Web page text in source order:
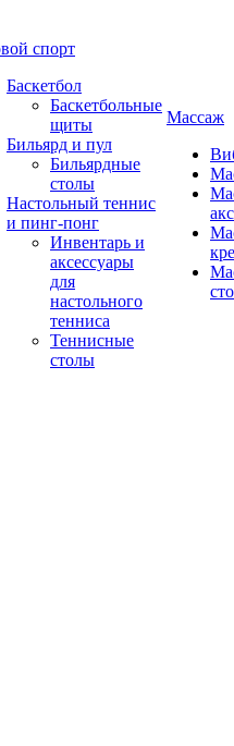
спорт
Баскетбол
Баскетбольные
щиты
Бильярд и пул
Бильярдные
столы
Настольный теннис
и пинг-понг
Инвентарь и
аксессуары
для
настольного
тенниса
Теннисные
столы
Массаж